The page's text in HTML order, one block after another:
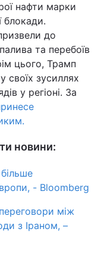
нафти марки
блокади.
до
та перебоїв
цього, Трамп
своїх зусиллях
у регіоні. За
новини:
- Bloomberg
між
з Іраном, –